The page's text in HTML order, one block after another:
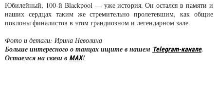
Юбилейный, 100-й Blackpool — уже история. Он остался в памяти и
наших сердцах таким же стремительно пролетевшим, как общие
поклоны финалистов в этом грандиозном и легендарном зале.
Фото и детали: Ирина Неволина
Больше интересного о танцах ищите в нашем Telegram-канале.
Остаемся на связи в MAX!